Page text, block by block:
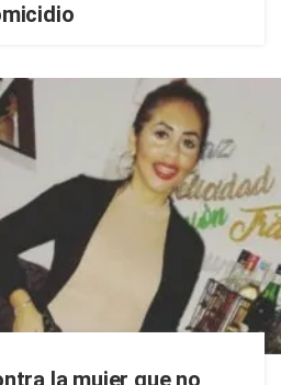
la mujer que no